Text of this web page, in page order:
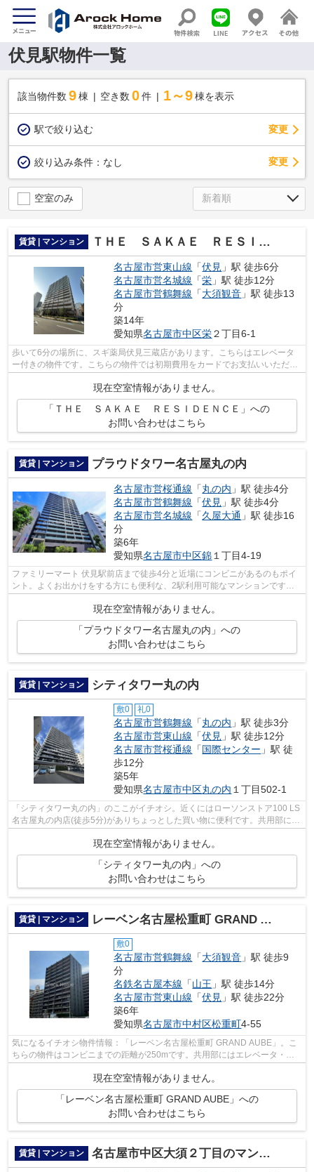
伏見駅物件一覧
該当物件数 9棟 空き数 0 件 1～9 棟を表示
駅で絞り込む 変更
絞り込み条件： なし 変更
空室のみ
賃貸 | マンション ＴＨＥ ＳＡＫＡＥ ＲＥＳＩＤＥＮＣＥ
名古屋市営東山線 「伏見 」駅 徒歩6分
名古屋市営名城線 「栄 」駅 徒歩12分
名古屋市営鶴舞線 「大須観音 」駅 徒歩13
分
築14年
愛知県名古屋市中区栄２丁目6-1
歩いて6分の場所に、スギ薬局伏見三蔵店があります。こちらはエレベータ
ー付きの物件です。こちらの物件では初期費用をカードでお支払いいただけ
ます。17階建てで、街並みに溶け込んだ...
現在空室情報がありません。
「ＴＨＥ ＳＡＫＡＥ ＲＥＳＩＤＥＮＣＥ」への
お問い合わせはこちら
賃貸 | マンション プラウドタワー名古屋丸の内
名古屋市営桜通線 「丸の内 」駅 徒歩4分
名古屋市営鶴舞線 「伏見 」駅 徒歩4分
名古屋市営名城線 「久屋大通 」駅 徒歩16
分
築6年
愛知県名古屋市中区錦 １丁目4-19
ファミリーマート 伏見駅前店まで徒歩4分と近場にコンビニがあるのもポイ
ント。よくお出かけをする方にも便利な、2駅利用可能なマンションです。
現在空室情報がありません。
「プラウドタワー名古屋丸の内」への
お問い合わせはこちら
賃貸 | マンション シティタワー丸の内
敷0 礼0
名古屋市営鶴舞線 「丸の内 」駅 徒歩3分
名古屋市営東山線 「伏見 」駅 徒歩12分
名古屋市営桜通線 「国際センター 」駅 徒
歩12分
築5年
愛知県名古屋市中区丸の内 １丁目502-1
「シティタワー丸の内」のここがイチオシ。近くにはローソンストア100 LS
名古屋丸の内店(徒歩5分)がありちょっとした買い物に便利です。共用部には
現在空室情報がありません。
「シティタワー丸の内」への
お問い合わせはこちら
賃貸 | マンション レーベン名古屋松重町 GRAND AUBE
敷0
名古屋市営鶴舞線 「大須観音 」駅 徒歩9
分
名鉄名古屋本線 「山王 」駅 徒歩14分
名古屋市営東山線 「伏見 」駅 徒歩22分
築6年
愛知県名古屋市中村区松重町4-55
気になるイチオシ物件情報：「レーベン名古屋松重町 GRAND AUBE」。こ
ちらの物件はコンビニまでの距離が250mです。共用部にはエレベータ・敷
地内ごみ置き場など様々な設備やサービスが...
現在空室情報がありません。
「レーベン名古屋松重町 GRAND AUBE」への
お問い合わせはこちら
賃貸 | マンション 名古屋市中区大須２丁目のマンション